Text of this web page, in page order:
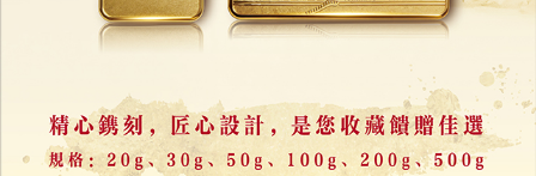
日本次輪賭場牌照招商遇冷
二線城市與高門檻窒礙投資
03/08/2026